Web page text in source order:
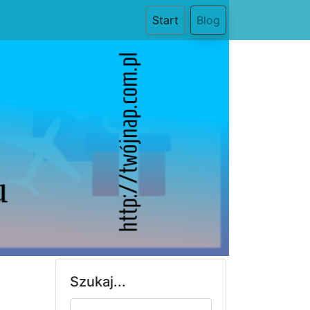
Start (current)
Blog
Szukaj...